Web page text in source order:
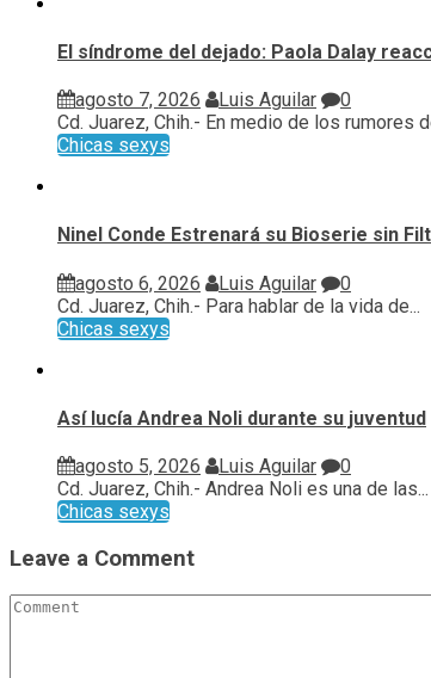
El síndrome del dejado: Paola Dalay
agosto 7, 2026 Luis Aguilar
0
Cd. Juarez, Chih.- En medio de los rumores
Chicas sexys
Ninel Conde Estrenará su Bioserie sin
agosto 6, 2026 Luis Aguilar
0
Cd. Juarez, Chih.- Para hablar de la vida de...
Chicas sexys
Así lucía Andrea Noli durante su juventud
agosto 5, 2026 Luis Aguilar
0
Cd. Juarez, Chih.- Andrea Noli es una de las...
Chicas sexys
Leave a Comment